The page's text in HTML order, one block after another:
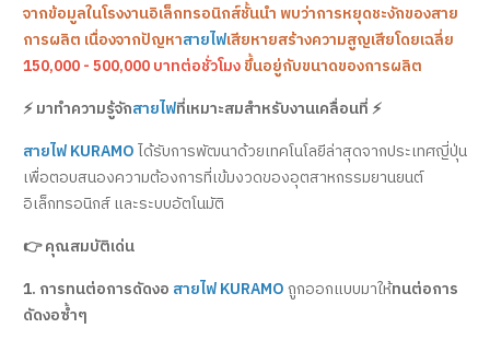
จากข้อมูลในโรงงานอิเล็กทรอนิกส์ชั้นนำ พบว่าการหยุดชะงักของสาย
การผลิต เนื่องจากปัญหาสายไฟเสียหายสร้างความสูญเสียโดยเฉลี่ย
150,000 - 500,000 บาทต่อชั่วโมงขึ้นอยู่กับขนาดของการผลิต
⚡ มาทำความรู้จักสายไฟที่เหมาะสมสำหรับงานเคลื่อนที่ ⚡
สายไฟ KURAMOได้รับการพัฒนาด้วยเทคโนโลยีล่าสุดจากประเทศญี่ปุ่น
เพื่อตอบสนองความต้องการที่เข้มงวดของอุตสาหกรรมยานยนต์
อิเล็กทรอนิกส์ และระบบอัตโนมัติ
👉 คุณสมบัติเด่น
1. การทนต่อการดัดงอ สายไฟ KURAMOถูกออกแบบมาให้ทนต่อการ
ดัดงอซ้ำๆ